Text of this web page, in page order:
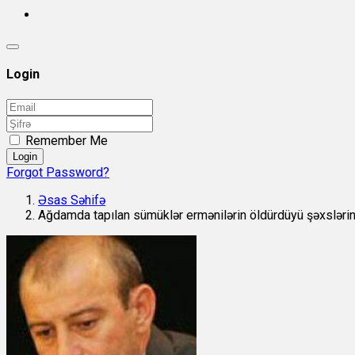
Login
Remember Me
Login
Forgot Password?
Əsas Səhifə
Ağdamda tapılan sümüklər ermənilərin öldürdüyü